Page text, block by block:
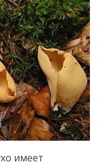
имеет